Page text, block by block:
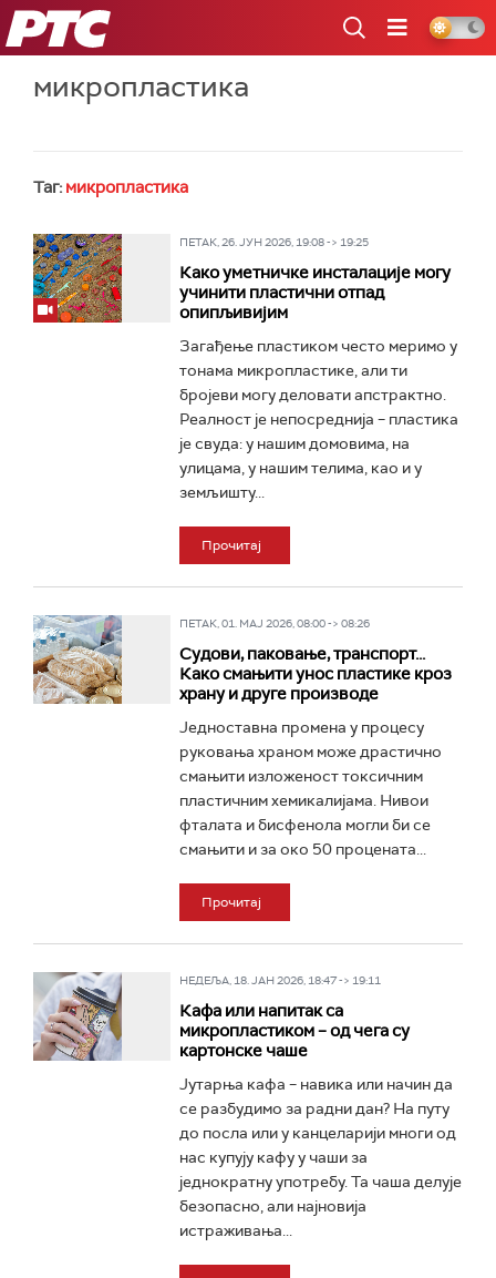
РТС
микропластика
Таг: микропластика
ПЕТАК, 26. ЈУН 2026, 19:08 -> 19:25
Како уметничке инсталације могу
учинити пластични отпад
опипљивијим
Загађење пластиком често меримо у
тонама микропластике, али ти
бројеви могу деловати апстрактно.
Реалност је непосреднија – пластика
је свуда: у нашим домовима, на
улицама, у нашим телима, као и у
земљишту...
Прочитај
ПЕТАК, 01. МАЈ 2026, 08:00 -> 08:26
Судови, паковање, транспорт...
Како смањити унос пластике кроз
храну и друге производе
Једноставна промена у процесу
руковања храном може драстично
смањити изложеност токсичним
пластичним хемикалијама. Нивои
фталата и бисфенола могли би се
смањити и за око 50 процената...
Прочитај
НЕДЕЉА, 18. ЈАН 2026, 18:47 -> 19:11
Кафа или напитак са
микропластиком – од чега су
картонске чаше
Јутарња кафа – навика или начин да
се разбудимо за радни дан? На путу
до посла или у канцеларији многи од
нас купују кафу у чаши за
једнократну употребу. Та чаша делује
безопасно, али најновија
истраживања...